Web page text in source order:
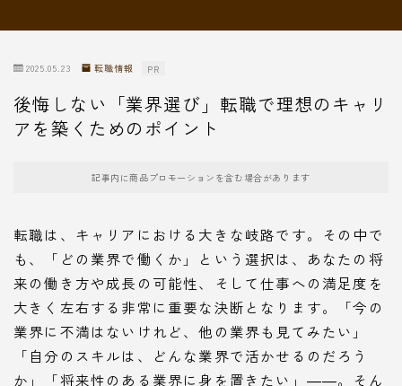
2025.05.23 転職情報 PR
後悔しない「業界選び」転職で理想のキャリ
アを築くためのポイント
記事内に商品プロモーションを含む場合があります
転職は、キャリアにおける大きな岐路です。その中で
も、「どの業界で働くか」という選択は、あなたの将
来の働き方や成長の可能性、そして仕事への満足度を
大きく左右する非常に重要な決断となります。「今の
業界に不満はないけれど、他の業界も見てみたい」
「自分のスキルは、どんな業界で活かせるのだろう
か」「将来性のある業界に身を置きたい」――。そん